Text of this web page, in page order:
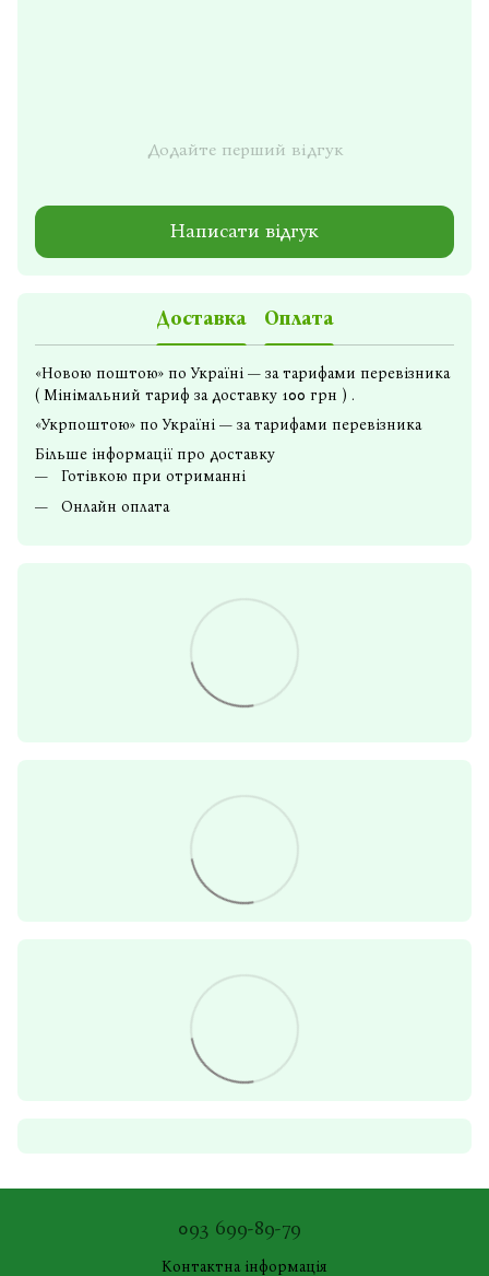
Додайте перший відгук
Написати відгук
Доставка Оплата
«Новою поштою» по Україні — за тарифами перевізника
( Мінімальний тариф за доставку 100 грн ) .
«Укрпоштою» по Україні — за тарифами перевізника
Більше інформації про доставку
Готівкою при отриманні
Онлайн оплата
093 699-89-79
Контактна інформація